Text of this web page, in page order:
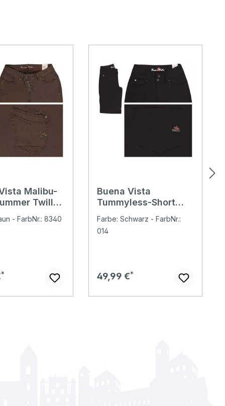
Malibu-
Twill
- FarbNr.: 8340
Preis:
Buena Vista
Tummyless-Short
Baumwollhose black
Farbe: Schwarz - FarbNr.:
014
Regulärer Preis:
49,99 €